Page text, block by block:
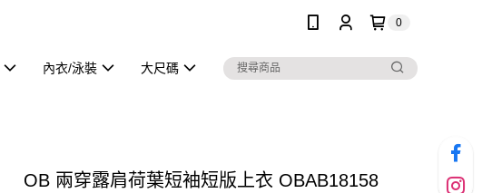
0
內衣/泳裝 大尺碼
OB 兩穿露肩荷葉短袖短版上衣 OBAB18158